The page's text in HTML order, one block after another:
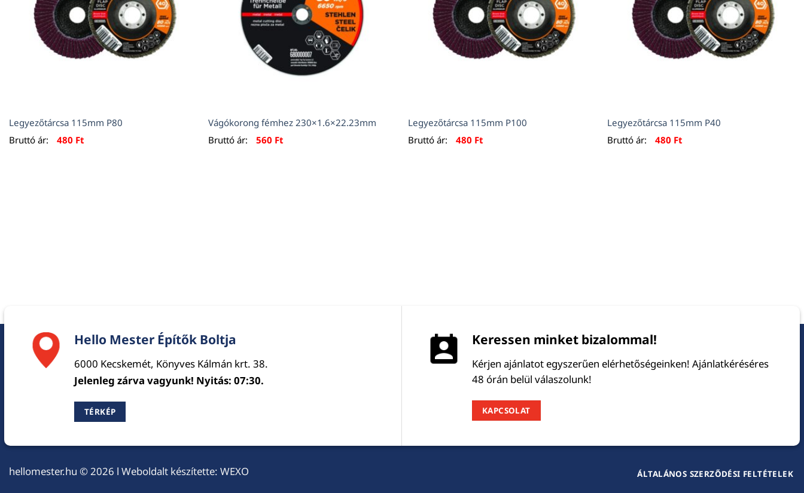
Legyezőtárcsa 115mm P80
Bruttó ár:
480 Ft
Vágókorong fémhez 230×1.6×22.23mm
Bruttó ár:
560 Ft
Legyezőtárcsa 115mm P100
Bruttó ár:
480 Ft
Legyezőtárcsa 115mm P40
Bruttó ár:
480 Ft
Hello Mester Építők Boltja
6000 Kecskemét, Könyves Kálmán krt. 38.
Jelenleg zárva vagyunk! Nyitás: 07:30.
TÉRKÉP
Keressen minket bizalommal!
Kérjen ajánlatot egyszerűen elérhetőségeinken! Ajánlatkéréséres
48 órán belül válaszolunk!
KAPCSOLAT
hellomester.hu © 2026 l Weboldalt készítette: WEXO ÁLTALÁNOS SZERZŐDÉSI FELTÉTELEK